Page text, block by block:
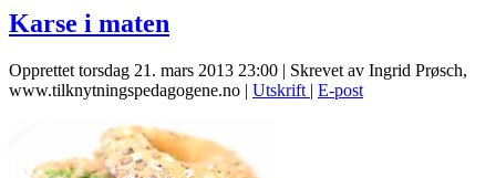
Karse i maten
Opprettet torsdag 21. mars 2013 23:00 | Skrevet av Ingrid Prøsch,
www.tilknytningspedagogene.no | Utskrift | E-post